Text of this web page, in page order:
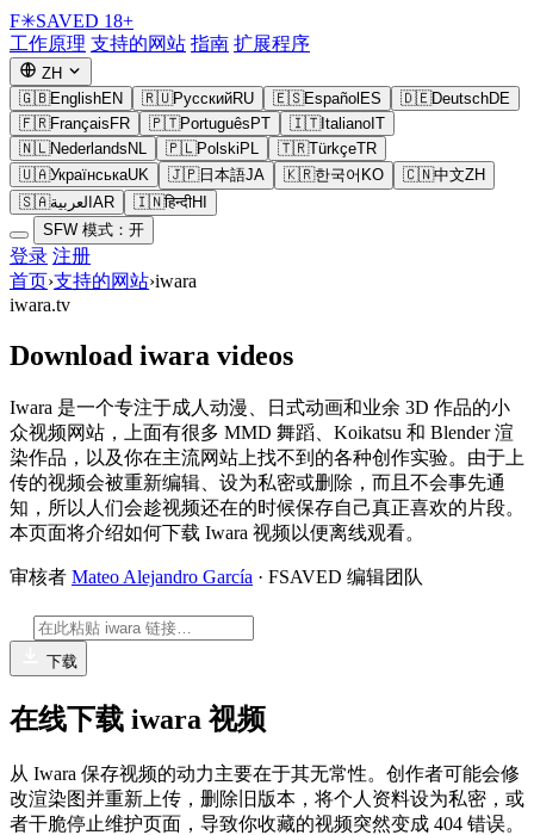
F✳SAVED 18+
工作原理 支持的网站 指南 扩展程序
ZH
🇬🇧EnglishEN 🇷🇺РусскийRU 🇪🇸Español ES 🇩🇪DeutschDE
🇫🇷Français FR 🇵🇹Português PT 🇮🇹Italiano IT
🇳🇱Nederlands NL 🇵🇱Polski PL 🇹🇷TürkçeTR
🇺🇦УкраїнськаUK 🇯🇵日本語JA 🇰🇷한국어 KO 🇨🇳中文ZH
🇸🇦العربية AR 🇮🇳हिन्दीHI
SFW 模式：开
登录 注册
首页›支持的网站›iwara
iwara.tv
Download iwara videos
Iwara 是一个专注于成人动漫、日式动画和业余 3D 作品的小
众视频网站，上面有很多 MMD 舞蹈、Koikatsu 和 Blender 渲
染作品，以及你在主流网站上找不到的各种创作实验。由于上
传的视频会被重新编辑、设为私密或删除，而且不会事先通
知，所以人们会趁视频还在的时候保存自己真正喜欢的片段。
本页面将介绍如何下载 Iwara 视频以便离线观看。
审核者 Mateo Alejandro García · FSAVED 编辑团队
下载
在线下载 iwara 视频
从 Iwara 保存视频的动力主要在于其无常性。创作者可能会修
改渲染图并重新上传，删除旧版本，将个人资料设为私密，或
者干脆停止维护页面，导致你收藏的视频突然变成 404 错误。